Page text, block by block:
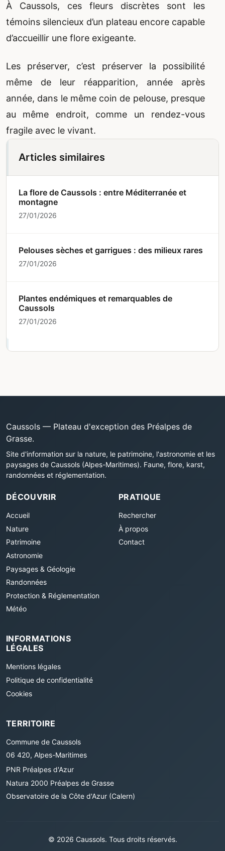
À Caussols, ces fleurs discrètes sont les
témoins silencieux d’un plateau encore capable
d’accueillir une flore exigeante.
Les préserver, c’est préserver la possibilité
même de leur réapparition, année après
année, dans le même coin de pelouse, presque
au même endroit, comme un rendez-vous
fragile avec le vivant.
Articles similaires
La flore de Caussols : entre Méditerranée et
montagne
27/01/2026
Pelouses sèches et garrigues : des milieux rares
27/01/2026
Plantes endémiques et remarquables de
Caussols
27/01/2026
Caussols — Plateau d'exception des Préalpes de
Grasse.
Site d'information sur la nature, le patrimoine, l'astronomie et les
paysages de Caussols (Alpes-Maritimes). Faune, flore, karst,
randonnées et réglementation.
DÉCOUVRIR
Accueil
Nature
Patrimoine
Astronomie
Paysages & Géologie
Randonnées
Protection & Réglementation
Météo
PRATIQUE
Rechercher
À propos
Contact
INFORMATIONS
LÉGALES
Mentions légales
Politique de confidentialité
Cookies
TERRITOIRE
Commune de Caussols
06 420, Alpes-Maritimes
PNR Préalpes d'Azur
Natura 2000 Préalpes de Grasse
Observatoire de la Côte d'Azur (Calern)
© 2026 Caussols. Tous droits réservés.